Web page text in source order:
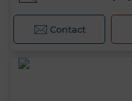
Contact